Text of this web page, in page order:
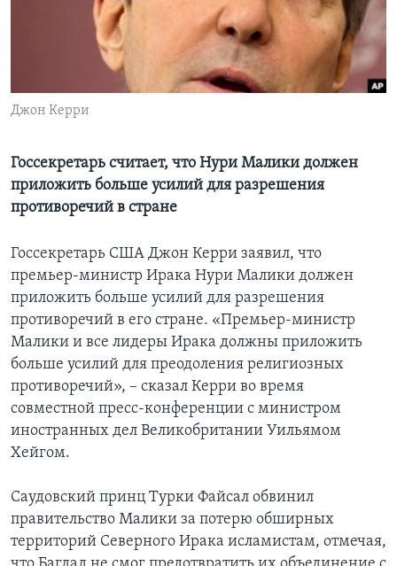
Learning English
Языки
Джон Керри
Госсекретарь считает, что Нури Малики должен
приложить больше усилий для разрешения
противоречий в стране
Госсекретарь США Джон Керри заявил, что
премьер-министр Ирака Нури Малики должен
приложить больше усилий для разрешения
противоречий в его стране. «Премьер-министр
Малики и все лидеры Ирака должны приложить
больше усилий для преодоления религиозных
противоречий», – сказал Керри во время
совместной пресс-конференции с министром
иностранных дел Великобритании Уильямом
Хейгом.
Саудовский принц Турки Файсал обвинил
правительство Малики за потерю обширных
территорий Северного Ирака исламистам, отмечая,